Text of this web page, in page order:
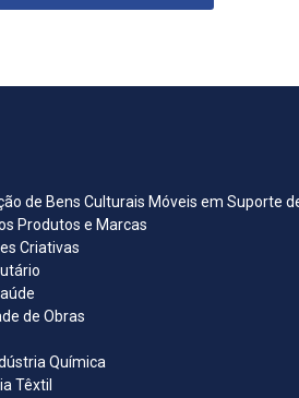
de Bens Culturais Móveis em Suporte
Produtos e Marcas
Criativas
de Obras
Química
Têxtil